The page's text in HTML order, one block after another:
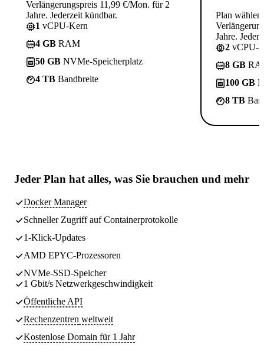
Verlängerungspreis 11,99 €/Mon. für 2
Jahre. Jederzeit kündbar.
1 vCPU-Kern
4 GB RAM
50 GB NVMe-Speicherplatz
4 TB Bandbreite
Plan wählen
Jahre.
2 vCPU-
8 GB
100 GB
8 TB
Jeder Plan hat alles, was Sie brauchen und mehr
Docker Manager
Schneller Zugriff auf Containerprotokolle
1-Klick-Updates
AMD EPYC-Prozessoren
NVMe-SSD-Speicher
1 Gbit/s Netzwerkgeschwindigkeit
Öffentliche API
Rechenzentren weltweit
Kostenlose Domain für 1 Jahr